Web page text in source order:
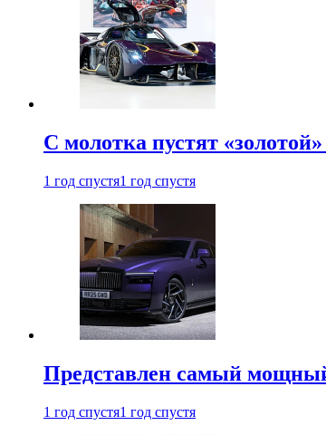
С молотка пустят
1 год спустя1 год спустя
Представлен самый
1 год спустя1 год спустя